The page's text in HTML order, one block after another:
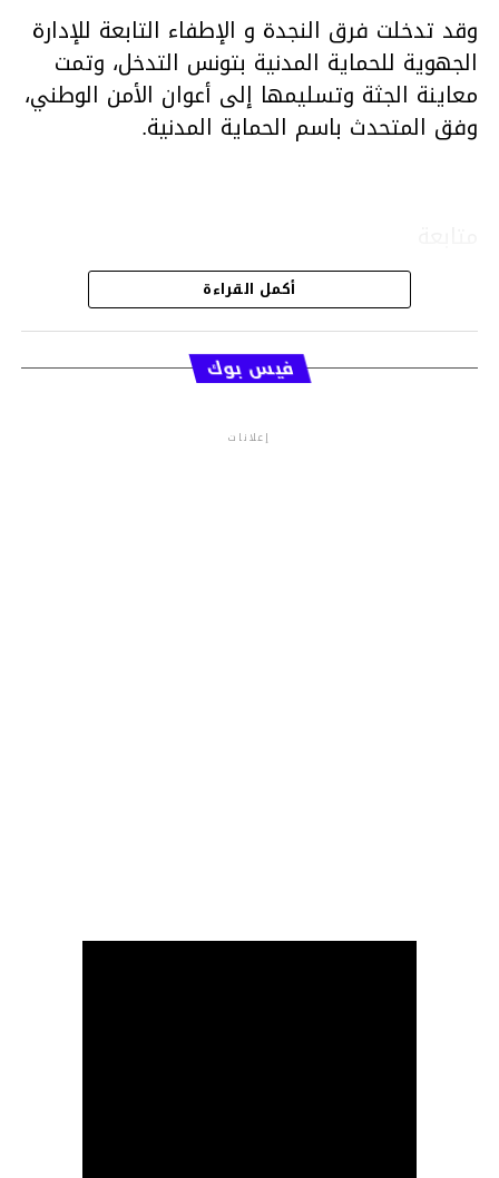
وقد تدخلت فرق النجدة و الإطفاء التابعة للإدارة
الجهوية للحماية المدنية بتونس التدخل، وتمت
معاينة الجثة وتسليمها إلى أعوان الأمن الوطني،
وفق المتحدث باسم الحماية المدنية.
قسم الاخبار
أكمل القراءة
فيس بوك
إعلانات